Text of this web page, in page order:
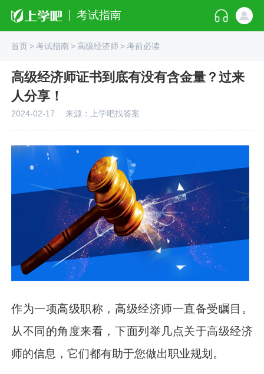
考试指南
首页>考试指南> 高级经济师>考前必读
高级经济师证书到底有没有含金量？过来
人分享！
2024-02-17 来源：上学吧找答案
作为一项高级职称，高级经济师一直备受瞩目。
从不同的角度来看，下面列举几点关于高级经济
师的信息，它们都有助于您做出职业规划。